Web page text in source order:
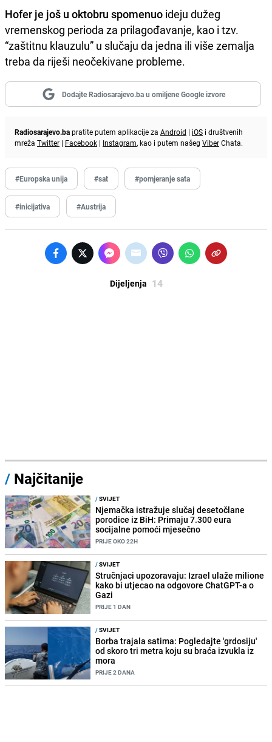
Hofer je još u oktobru spomenuo ideju dužeg
vremenskog perioda za prilagođavanje, kao i tzv.
“zaštitnu klauzulu” u slučaju da jedna ili više zemalja
treba da riješi neočekivane probleme.
Dodajte Radiosarajevo.ba u omiljene Google izvore
Radiosarajevo.bapratite putem aplikacije za Android | iOS i društvenih
mreža Twitter | Facebook | Instagram, kao i putem našeg ViberChata.
#Europska unija #sat #pomjeranje sata
#inicijativa #Austrija
Dijeljenja 14
/ Najčitanije
/SVIJET
Njemačka istražuje slučaj desetočlane
porodice iz BiH: Primaju 7.300 eura
socijalne pomoći mjesečno
PRIJE OKO 22H
/SVIJET
Stručnjaci upozoravaju: Izrael ulaže milione
kako bi utjecao na odgovore ChatGPT-a o
Gazi
PRIJE 1 DAN
/SVIJET
Borba trajala satima: Pogledajte 'grdosiju'
od skoro tri metra koju su braća izvukla iz
mora
PRIJE 2 DANA